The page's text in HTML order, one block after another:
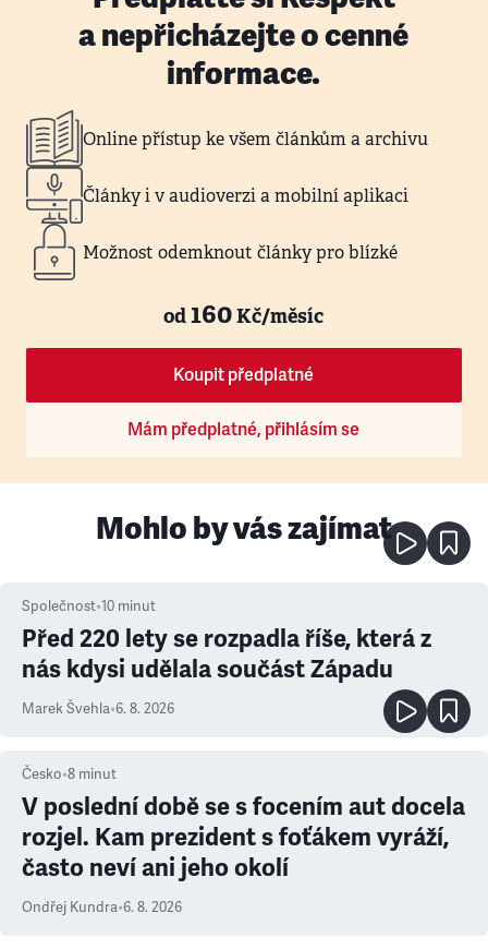
a nepřicházejte o cenné
informace.
Online přístup ke všem článkům a archivu
Články i v audioverzi a mobilní aplikaci
Možnost odemknout články pro blízké
od160Kč/měsíc
Koupit předplatné
Mám předplatné, přihlásím se
Mohlo by vás zajímat
Společnost•10 minut
Před 220 lety se rozpadla říše, která z
nás kdysi udělala součást Západu
Marek Švehla•6. 8. 2026
Česko•8 minut
V poslední době se s focením aut docela
rozjel. Kam prezident s foťákem vyráží,
často neví ani jeho okolí
Ondřej Kundra•6. 8. 2026